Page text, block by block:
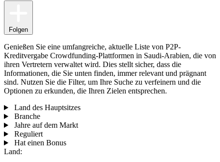
Folgen
Genießen Sie eine umfangreiche, aktuelle Liste von P2P-
Kreditvergabe Crowdfunding-Plattformen in Saudi-Arabien, die von
ihren Vertretern verwaltet wird. Dies stellt sicher, dass die
Informationen, die Sie unten finden, immer relevant und prägnant
sind. Nutzen Sie die Filter, um Ihre Suche zu verfeinern und die
Optionen zu erkunden, die Ihren Zielen entsprechen.
Land des Hauptsitzes
Branche
Jahre auf dem Markt
Reguliert
Hat einen Bonus
Land: